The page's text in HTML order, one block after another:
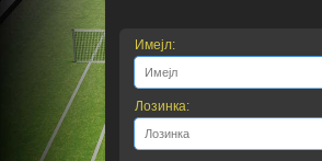
Имејл:
Лозинка: